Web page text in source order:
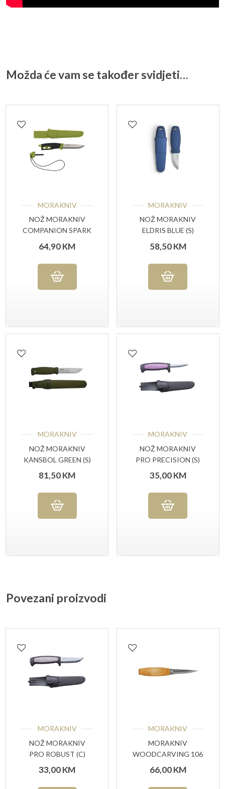
Možda će vam se također svidjeti…
MORAKNIV
NOŽ MORAKNIV
COMPANION SPARK
GREEN (S)
64,90KM
MORAKNIV
NOŽ MORAKNIV
ELDRIS BLUE (S)
58,50KM
MORAKNIV
NOŽ MORAKNIV
KANSBOL GREEN (S)
81,50KM
MORAKNIV
NOŽ MORAKNIV
PRO PRECISION (S)
35,00KM
Povezani proizvodi
MORAKNIV
NOŽ MORAKNIV
PRO ROBUST (C)
33,00KM
MORAKNIV
MORAKNIV
WOODCARVING 106
(LC)
66,00KM